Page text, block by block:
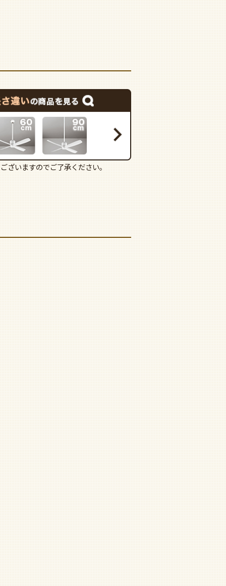
いますのでご了承ください。